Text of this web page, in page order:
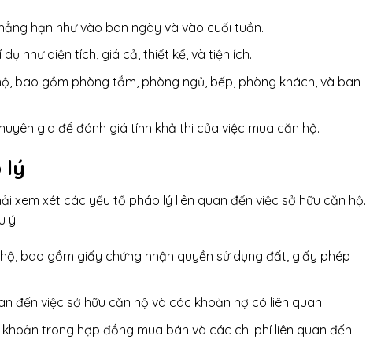
hạn như vào ban ngày và vào cuối tuần.
như diện tích, giá cả, thiết kế, và tiện ích.
bao gồm phòng tắm, phòng ngủ, bếp, phòng khách, và ban
gia để đánh giá tính khả thi của việc mua căn hộ.
lý
xem xét các yếu tố pháp lý liên quan đến việc sở hữu căn hộ.
ý:
bao gồm giấy chứng nhận quyền sử dụng đất, giấy phép
đến việc sở hữu căn hộ và các khoản nợ có liên quan.
trong hợp đồng mua bán và các chi phí liên quan đến